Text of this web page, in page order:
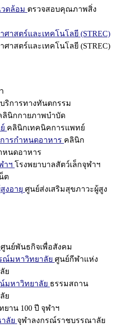
ดล้อม ตรวจสอบคุณภาพสิ่ง
ศาสตร์และเทคโนโลยี (STREC)
ศาสตร์และเทคโนโลยี (STREC)
บริการทางทันตกรรม
ลินิกกายภาพบำบัด
คลินิกเทคนิคการแพทย์
ารกำหนดอาหาร คลินิก
หนดอาหาร
าฯ โรงพยาบาลสัตว์เล็กจุฬาฯ
ต
งอายุ ศูนย์ส่งเสริมสุขภาวะผู้สูง
ศูนย์พันธกิจเพื่อสังคม
ณ์มหาวิทยาลัย ศูนย์กีฬาแห่ง
ย
มหาวิทยาลัย ธรรมสถาน
ย
ยาน 100 ปี จุฬาฯ
ลัย จุฬาลงกรณ์ราชบรรณาลัย